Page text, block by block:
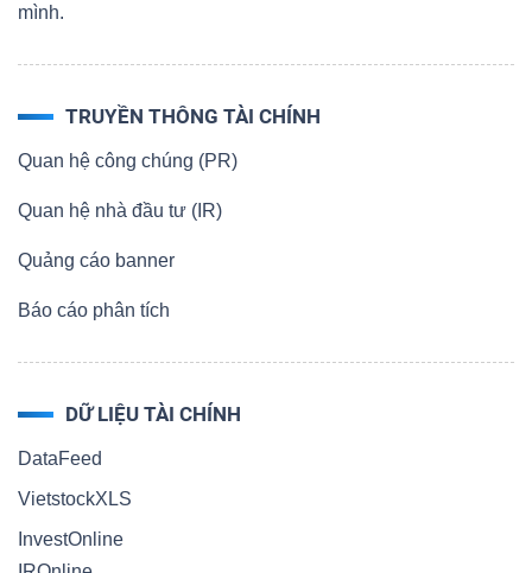
mình.
TRUYỀN THÔNG TÀI CHÍNH
Quan hệ công chúng (PR)
Quan hệ nhà đầu tư (IR)
Quảng cáo banner
Báo cáo phân tích
DỮ LIỆU TÀI CHÍNH
DataFeed
VietstockXLS
InvestOnline
vụ
Đào
tài
chính